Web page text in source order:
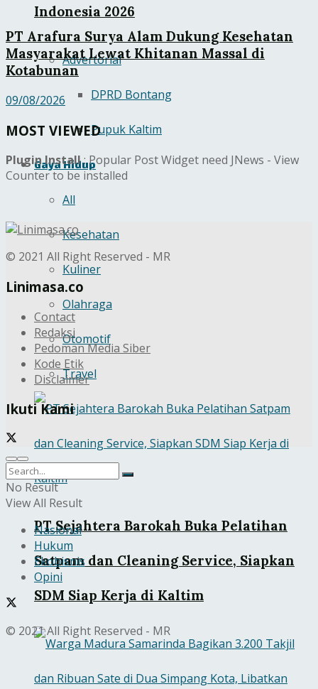
Indonesia 2026
Advertorial
DPRD Bontang
Pupuk Kaltim
Gaya Hidup
All
Kesehatan
Kuliner
Olahraga
Otomotif
Travel
PT Sejahtera Barokah Buka Pelatihan
Satpam dan Cleaning Service, Siapkan
SDM Siap Kerja di Kaltim
PT Arafura Surya Alam Dukung Kesehatan
Masyarakat Lewat Khitanan Massal di
Kotabunan
09/08/2026
MOST VIEWED
Plugin Install: Popular Post Widget need JNews - View
Counter to be installed
© 2021 All Right Reserved - MR
Linimasa.co
Contact
Redaksi
Pedoman Media Siber
Kode Etik
Disclaimer
Ikuti Kami
No Result
View All Result
Nasional
Hukum
Ekobisnis
Opini
© 2021 All Right Reserved - MR